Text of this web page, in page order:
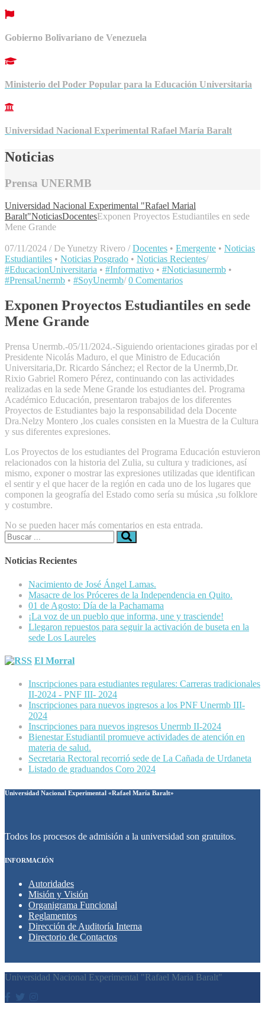
Gobierno Bolivariano de Venezuela
Ministerio del Poder Popular para la Educación Universitaria
Universidad Nacional Experimental Rafael María Baralt
Noticias
Prensa UNERMB
Universidad Nacional Experimental "Rafael Marial
Baralt"NoticiasDocentesExponen Proyectos Estudiantiles en sede
Mene Grande
07/11/2024 / De Yunetzy Rivero / Docentes • Emergente • Noticias
Estudiantiles • Noticias Posgrado • Noticias Recientes/
#EducacionUniversitaria • #Informativo • #Noticiasunermb •
#PrensaUnermb • #SoyUnermb/ 0 Comentarios
Exponen Proyectos Estudiantiles en sede
Mene Grande
Prensa Unermb.-05/11/2024.-Siguiendo orientaciones giradas por el
Presidente Nicolás Maduro, el que Ministro de Educación
Universitaria,Dr. Ricardo Sánchez; el Rector de la Unermb,Dr.
Rixio Gabriel Romero Pérez, continuando con las actividades
realizadas en la sede Mene Grande los estudiantes del. Programa
Académico Educación, presentaron trabajos de los diferentes
Proyectos de Estudiantes bajo la responsabilidad dela Docente
Dra.Nelzy Montero ,los cuales consisten en la Muestra de la Cultura
y sus diferentes expresiones.
Los Proyectos de los estudiantes del Programa Educación estuvieron
relacionados con la historia del Zulia, su cultura y tradiciones, así
mismo, exponer o mostrar las expresiones utilizadas que identifican
el sentir y el que hacer de la región en cada uno de los lugares que
componen la geografía del Estado como sería su música ,su folklore
y costumbre.
No se pueden hacer más comentarios en esta entrada.
Buscar:
Noticias Recientes
Nacimiento de José Ángel Lamas.
Masacre de los Próceres de la Independencia en Quito.
01 de Agosto: Día de la Pachamama
¡La voz de un pueblo que informa, une y trasciende!
Llegaron repuestos para seguir la activación de buseta en la
sede Los Laureles
El Morral
Inscripciones para estudiantes regulares: Carreras tradicionales
II-2024 - PNF III- 2024
Inscripciones para nuevos ingresos a los PNF Unermb III-
2024
Inscripciones para nuevos ingresos Unermb II-2024
Bienestar Estudiantil promueve actividades de atención en
materia de salud.
Secretaria Rectoral recorrió sede de La Cañada de Urdaneta
Listado de graduandos Coro 2024
Universidad Nacional Experimental «Rafael María Baralt»
Todos los procesos de admisión a la universidad son gratuitos.
INFORMACIÓN
Autoridades
Misión y Visión
Organigrama Funcional
Reglamentos
Dirección de Auditoría Interna
Directorio de Contactos
Universidad Nacional Experimental "Rafael Maria Baralt"